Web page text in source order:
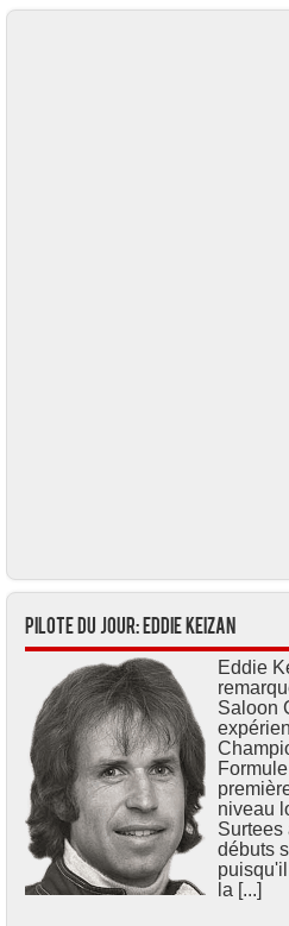
Pilote du jour: Eddie KEIZAN
Eddie
Saloon
niveau
Surtees
débuts
la [...]